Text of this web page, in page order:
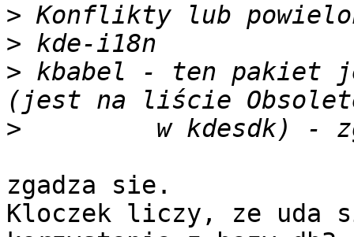
>
>
> kbabel - ten pakiet
>
zgadza sie.
Kloczek liczy, ze uda